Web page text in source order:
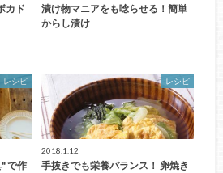
カド
漬け物マニアをも唸らせる！簡単
からし漬け
レシピ
で作
レシピ
2018.1.12
手抜きでも栄養バランス！ 卵焼き